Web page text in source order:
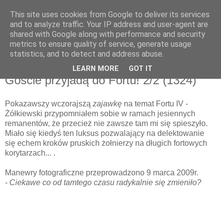
wtorek, 17 września 2013
Goście przyjadą do Fortu! 2/2 (1324)
Pokazawszy wczorajszą zajawkę na temat Fortu IV -
Żółkiewski przypomniałem sobie w ramach jesiennych
remanentów, że przecież nie zawsze tam mi się spieszyło.
Miało się kiedyś ten luksus pozwalający na delektowanie
się echem kroków pruskich żołnierzy na długich fortowych
korytarzach... .
Manewry fotograficzne przeprowadzono 9 marca 2009r.
- Ciekawe co od tamtego czasu radykalnie się zmieniło?
This site uses cookies from Google to deliver its services
and to analyze traffic. Your IP address and user-agent are
shared with Google along with performance and security
metrics to ensure quality of service, generate usage
statistics, and to detect and address abuse.
LEARN MORE GOT IT